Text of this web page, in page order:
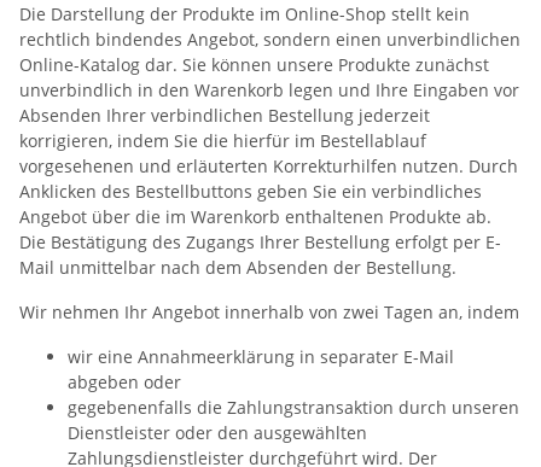
Die Darstellung der Produkte im Online-Shop stellt kein
rechtlich bindendes Angebot, sondern einen unverbindlichen
Online-Katalog dar. Sie können unsere Produkte zunächst
unverbindlich in den Warenkorb legen und Ihre Eingaben vor
Absenden Ihrer verbindlichen Bestellung jederzeit
korrigieren, indem Sie die hierfür im Bestellablauf
vorgesehenen und erläuterten Korrekturhilfen nutzen. Durch
Anklicken des Bestellbuttons geben Sie ein verbindliches
Angebot über die im Warenkorb enthaltenen Produkte ab.
Die Bestätigung des Zugangs Ihrer Bestellung erfolgt per E-
Mail unmittelbar nach dem Absenden der Bestellung.
Wir nehmen Ihr Angebot innerhalb von zwei Tagen an, indem
wir eine Annahmeerklärung in separater E-Mail
abgeben oder
gegebenenfalls die Zahlungstransaktion durch unseren
Dienstleister oder den ausgewählten
Zahlungsdienstleister durchgeführt wird. Der